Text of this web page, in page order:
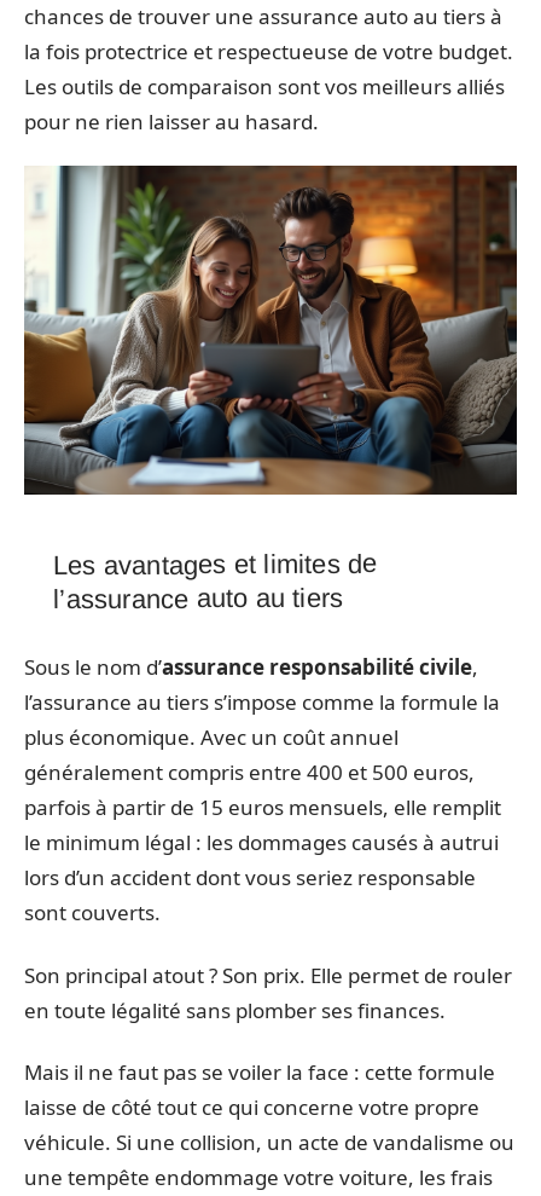
chances de trouver une assurance auto au tiers à
la fois protectrice et respectueuse de votre budget.
Les outils de comparaison sont vos meilleurs alliés
pour ne rien laisser au hasard.
Les avantages et limites de
l’assurance auto au tiers
Sous le nom d’assurance responsabilité civile,
l’assurance au tiers s’impose comme la formule la
plus économique. Avec un coût annuel
généralement compris entre 400 et 500 euros,
parfois à partir de 15 euros mensuels, elle remplit
le minimum légal : les dommages causés à autrui
lors d’un accident dont vous seriez responsable
sont couverts.
Son principal atout ? Son prix. Elle permet de rouler
en toute légalité sans plomber ses finances.
Mais il ne faut pas se voiler la face : cette formule
laisse de côté tout ce qui concerne votre propre
véhicule. Si une collision, un acte de vandalisme ou
une tempête endommage votre voiture, les frais